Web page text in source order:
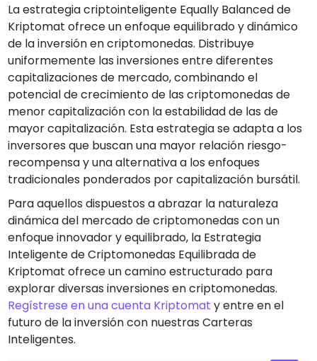
La estrategia criptointeligente Equally Balanced de
Kriptomat ofrece un enfoque equilibrado y dinámico
de la inversión en criptomonedas. Distribuye
uniformemente las inversiones entre diferentes
capitalizaciones de mercado, combinando el
potencial de crecimiento de las criptomonedas de
menor capitalización con la estabilidad de las de
mayor capitalización. Esta estrategia se adapta a los
inversores que buscan una mayor relación riesgo-
recompensa y una alternativa a los enfoques
tradicionales ponderados por capitalización bursátil.
Para aquellos dispuestos a abrazar la naturaleza
dinámica del mercado de criptomonedas con un
enfoque innovador y equilibrado, la Estrategia
Inteligente de Criptomonedas Equilibrada de
Kriptomat ofrece un camino estructurado para
explorar diversas inversiones en criptomonedas.
Regístrese en una cuenta Kriptomat y entre en el
futuro de la inversión con nuestras Carteras
Inteligentes.